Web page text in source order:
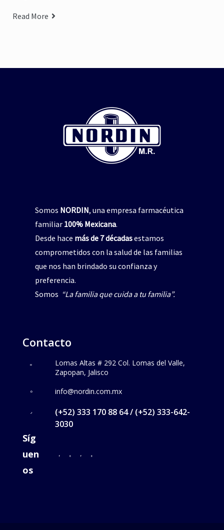
Read More
Somos NORDIN, una empresa farmacéutica
familiar 100% Mexicana.
Desde hace más de 7 décadasestamos
comprometidos con la salud de las familias
que nos han brindado su confianza y
preferencia.
Somos “La familia que cuida a tu familia”.
Contacto
Lomas Altas # 292 Col. Lomas del Valle,
Zapopan, Jalisco
info@nordin.com.mx
(+52) 333 170 88 64 / (+52) 333-642-
3030
Síg
uen
os